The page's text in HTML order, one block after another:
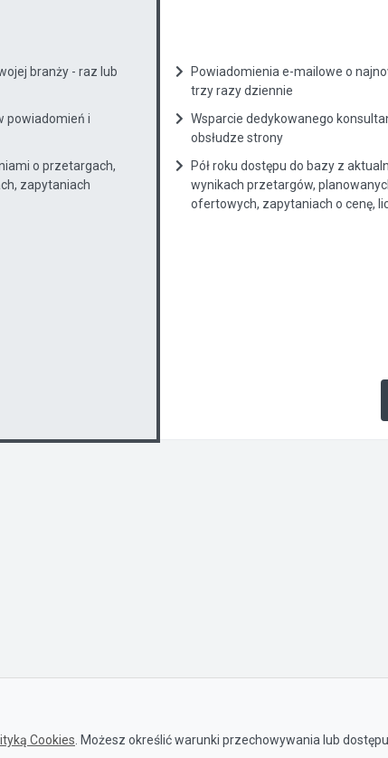
branży - raz lub
powiadomień i
o przetargach,
zapytaniach
Powiadomienia e-mailowe o
trzy razy dziennie
Wsparcie dedykowanego
obsłudze strony
Pół roku dostępu do bazy z
wynikach przetargów,
ofertowych, zapytaniach o cenę,
Cookies . Możesz określić warunki przechowywania lub